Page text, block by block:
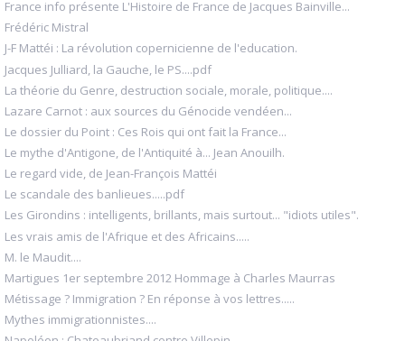
France info présente L'Histoire de France de Jacques Bainville...
Frédéric Mistral
J-F Mattéi : La révolution copernicienne de l'education.
Jacques Julliard, la Gauche, le PS....pdf
La théorie du Genre, destruction sociale, morale, politique....
Lazare Carnot : aux sources du Génocide vendéen...
Le dossier du Point : Ces Rois qui ont fait la France...
Le mythe d'Antigone, de l'Antiquité à... Jean Anouilh.
Le regard vide, de Jean-François Mattéi
Le scandale des banlieues.....pdf
Les Girondins : intelligents, brillants, mais surtout... "idiots utiles".
Les vrais amis de l'Afrique et des Africains.....
M. le Maudit....
Martigues 1er septembre 2012 Hommage à Charles Maurras
Métissage ? Immigration ? En réponse à vos lettres.....
Mythes immigrationnistes....